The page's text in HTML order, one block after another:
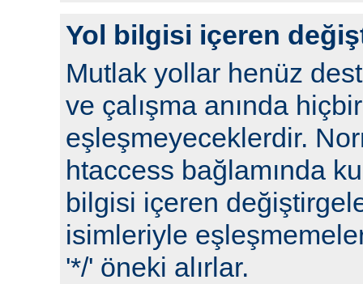
Yol bilgisi içeren
Mutlak yollar henüz
ve çalışma anında
eşleşmeyeceklerdir.
htaccess bağlamında
bilgisi içeren
isimleriyle
'*/' öneki alırlar.